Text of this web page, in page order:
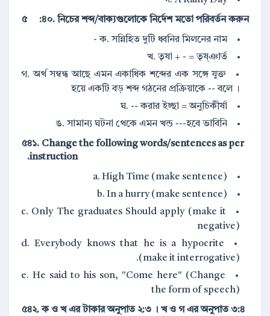
৪০. নিচের শব্দ/বাক্যগুলোকে নির্দেশ মতো পরিবর্তন করুন:
৫
ক. সন্নিহিত দুটি ধ্বনির মিলনের নাম -
খ. তৃষা + - = তৃষ্ঞার্ত
গ. অর্থ সম্বন্ধ আছে এমন একাধিক শব্দের এক সঙ্গে যুক্ত
হয়ে একটি বড় শব্দ গঠনের প্রক্রিয়াকে -- বলে ।
ঘ. -- করার ইচ্ছা = অনুচিকীর্ষা
ঙ. সামান্য ঘটনা থেকে এমন খন্ড ---হবে ভাবিনি
৪১. Change the following words/sentences as per
instruction.
৫
a. High Time (make sentence)
b. In a hurry (make sentence)
c. Only The graduates Should apply (make it
negative)
d. Everybody knows that he is a hypocrite
(make it interrogative).
e. He said to his son, "Come here" (Change
the form of speech)
৪২. ক ও খ এর টাকার অনুপাত ২:৩ । খ ও গ এর অনুপাত ৩:৪
৫